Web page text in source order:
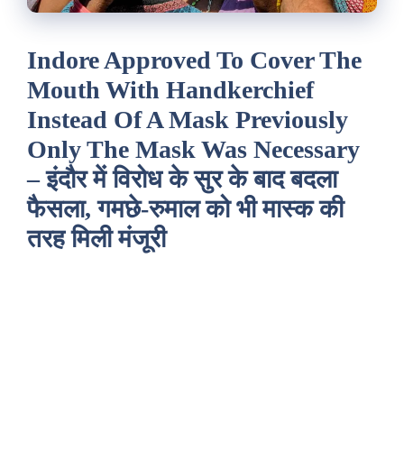
Indore Approved To Cover The
Mouth With Handkerchief
Instead Of A Mask Previously
Only The Mask Was Necessary
– इंदौर में विरोध के सुर के बाद बदला
फैसला, गमछे-रुमाल को भी मास्क की
तरह मिली मंजूरी